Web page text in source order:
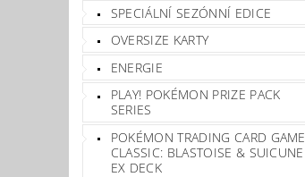
SPECIÁLNÍ SEZÓNNÍ EDICE
OVERSIZE KARTY
ENERGIE
PLAY! POKÉMON PRIZE PACK
SERIES
POKÉMON TRADING CARD GAME
CLASSIC: BLASTOISE & SUICUNE
EX DECK